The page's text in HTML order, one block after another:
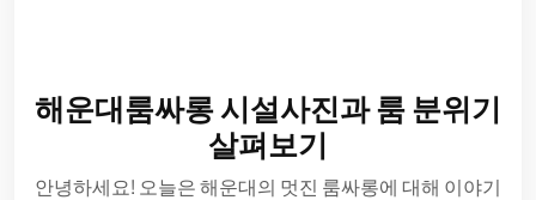
해운대룸싸롱 시설사진과 룸 분위기
살펴보기
안녕하세요! 오늘은 해운대의 멋진 룸싸롱에 대해 이야기